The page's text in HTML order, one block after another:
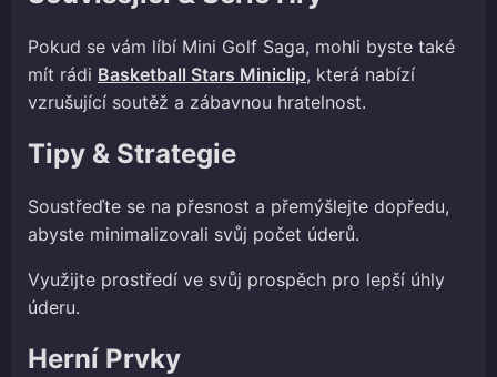
Pokud se vám líbí Mini Golf Saga, mohli byste také
mít rádi Basketball Stars Miniclip, která nabízí
vzrušující soutěž a zábavnou hratelnost.
Tipy & Strategie
Soustřeďte se na přesnost a přemýšlejte dopředu,
abyste minimalizovali svůj počet úderů.
Využijte prostředí ve svůj prospěch pro lepší úhly
úderu.
Herní Prvky